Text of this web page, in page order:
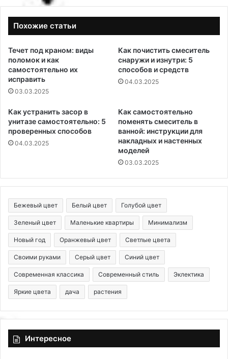
Похожие статьи
Течет под краном: виды
поломок и как
самостоятельно их
исправить
03.03.2025
Как почистить смеситель
снаружи и изнутри: 5
способов и средств
04.03.2025
Как устранить засор в
унитазе самостоятельно: 5
проверенных способов
04.03.2025
Как самостоятельно
поменять смеситель в
ванной: инструкции для
накладных и настенных
моделей
03.03.2025
Бежевый цвет Белый цвет Голубой цвет
Зеленый цвет Маленькие квартиры Минимализм
Новый год Оранжевый цвет Светлые цвета
Своими руками Серый цвет Синий цвет
Современная классика Современный стиль Эклектика
Яркие цвета дача растения
Интересное